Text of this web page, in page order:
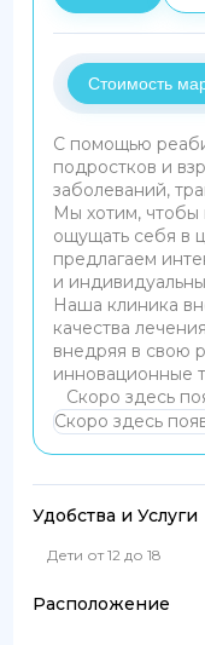
Стоимость
С помощью
подростков и
заболеваний,
Мы хотим, чтобы
ощущать себя в
предлагаем
и
Наша клиника
качества
внедряя в свою
инновационные
Скоро здесь
Скоро здесь
Удобства и Услуги
Дети от 12 до 18
Расположение